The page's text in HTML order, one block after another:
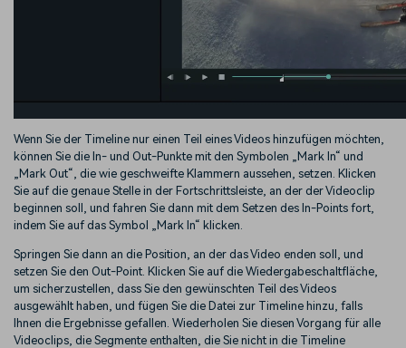
Wenn Sie der Timeline nur einen Teil eines Videos hinzufügen möchten,
können Sie die In- und Out-Punkte mit den Symbolen „Mark In“ und
„Mark Out“, die wie geschweifte Klammern aussehen, setzen. Klicken
Sie auf die genaue Stelle in der Fortschrittsleiste, an der der Videoclip
beginnen soll, und fahren Sie dann mit dem Setzen des In-Points fort,
indem Sie auf das Symbol „Mark In“ klicken.
Springen Sie dann an die Position, an der das Video enden soll, und
setzen Sie den Out-Point. Klicken Sie auf die Wiedergabeschaltfläche,
um sicherzustellen, dass Sie den gewünschten Teil des Videos
ausgewählt haben, und fügen Sie die Datei zur Timeline hinzu, falls
Ihnen die Ergebnisse gefallen. Wiederholen Sie diesen Vorgang für alle
Videoclips, die Segmente enthalten, die Sie nicht in die Timeline